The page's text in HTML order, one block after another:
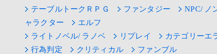
テーブルトークＲＰＧ
ファンタジー
NPC/ ノ
ャラクター
エルフ
ライトノベル/ ラノベ
リプレイ
カテゴリーエ
行為判定
クリティカル
ファンブル